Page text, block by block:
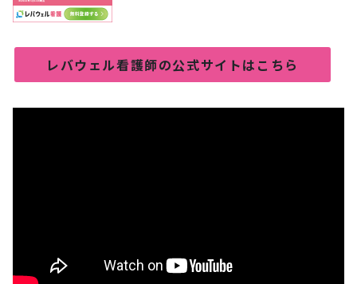
レバウェル看護師の公式サイトはこちら